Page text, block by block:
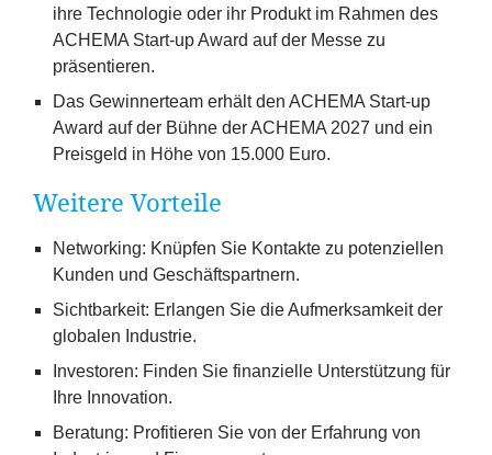
ihre Technologie oder ihr Produkt im Rahmen des
ACHEMAStart-up Award auf der Messe zu
präsentieren.
Das Gewinnerteam erhält den ACHEMAStart-up
Award auf der Bühne derACHEMA 2027 und ein
Preisgeld in Höhe von 15.000Euro.
Weitere Vorteile
Networking: Knüpfen Sie Kontakte zu potenziellen
Kunden und Geschäftspartnern.
Sichtbarkeit: Erlangen Sie die Aufmerksamkeit der
globalen Industrie.
Investoren: Finden Sie finanzielle Unterstützung für
Ihre Innovation.
Beratung: Profitieren Sie von der Erfahrung von